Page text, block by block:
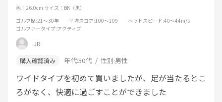
色：26.0cm サイズ：BK（黒）
ゴルフ歴:21～30年 平均スコア:100～109 ヘッドスピード:40～44m/s
ゴルファータイプ:アクティブ
JR
年代:50代 性別:男性
ワイドタイプを初めて買いましたが、足が当たるとこ
ろがなく、快適に過ごすことができました